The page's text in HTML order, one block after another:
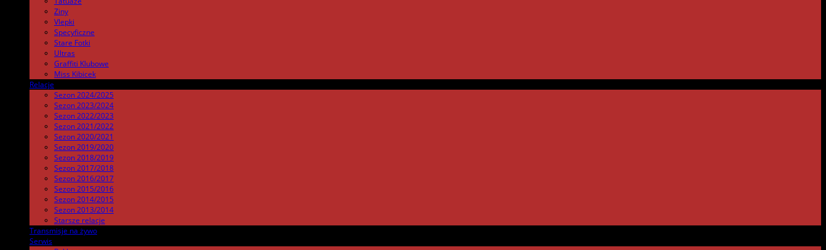
Ziny
Vlepki
Specyficzne
Stare Fotki
Ultras
Graffiti Klubowe
Miss Kibicek
Relacje
Sezon 2024/2025
Sezon 2023/2024
Sezon 2022/2023
Sezon 2021/2022
Sezon 2020/2021
Sezon 2019/2020
Sezon 2018/2019
Sezon 2017/2018
Sezon 2016/2017
Sezon 2015/2016
Sezon 2014/2015
Sezon 2013/2014
Starsze relacje
Transmisje na żywo
Serwis